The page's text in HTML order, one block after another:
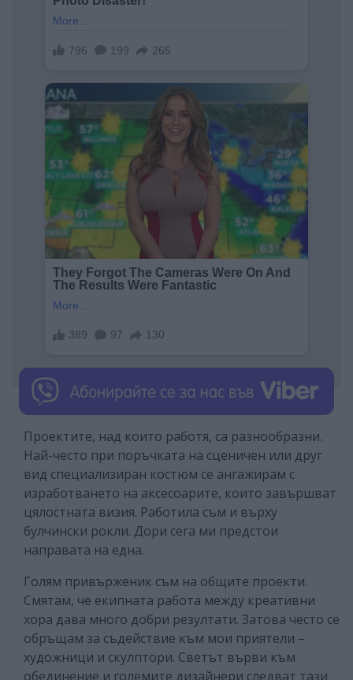
Проектите, над които работя, са разнообразни.
Най-често при поръчката на сценичен или друг
вид специализиран костюм се ангажирам с
изработването на аксесоарите, които завършват
цялостната визия. Работила съм и върху
булчински рокли. Дори сега ми предстои
направата на една.
Голям привърженик съм на общите проекти.
Смятам, че екипната работа между креативни
хора дава много добри резултати. Затова често се
обръщам за съдействие към мои приятели –
художници и скулптори. Светът върви към
обединение и големите дизайнери следват тази